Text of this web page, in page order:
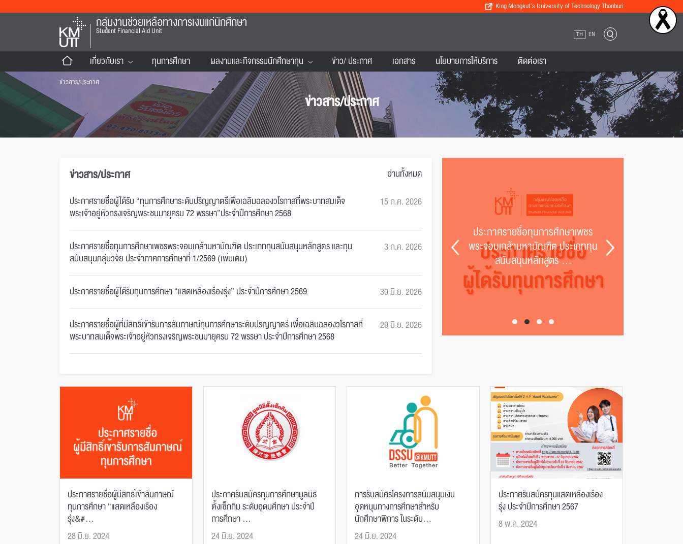
King Mongkut’s University of Technology Thonburi
กลุ่มงานช่วยเหลือทางการเงินแก่นักศึกษา
Student Financial Aid Unit TH EN
เกี่ยวกับเรา ทุนการศึกษา ผลงานและกิจกรรมนักศึกษาทุน ข่าว/ ประกาศ เอกสาร นโยบายการให้บริการ ติดต่อเรา
ข่าวสาร/ประกาศ
ข่าวสาร/ประกาศ
ข่าวสาร/ประกาศ
อ่านทั้งหมด
ประกาศรายชื่อผู้ได้รับ “ทุนการศึกษาระดับปริญญาตรีเพื่อเฉลิมฉลองวโรกาสที่พระบาทสมเด็จ
พระเจ้าอยู่หัวทรงเจริญพระชนมายุครบ 72 พรรษา”ประจำปีการศึกษา 2568
15 ก.ค. 2026
ประกาศรายชื่อทุนการศึกษาเพชรพระจอมเกล้ามหาบัณฑิต ประเภททุนสนับสนุนหลักสูตร และทุน
สนับสนุนกลุ่มวิจัย ประจำภาคการศึกษาที่ 1/2569 (เพิ่มเติม)
3 ก.ค. 2026
ประกาศรายชื่อผู้ได้รับทุนการศึกษา “แสดเหลืองเรืองรุ่ง” ประจำปีการศึกษา 2569 30 มิ.ย. 2026
ประกาศรายชื่อผู้ที่มีสิทธิ์เข้ารับการสัมภาษณ์ทุนการศึกษาระดับปริญญาตรี เพื่อเฉลิมฉลองวโรกาสที่
พระบาทสมเด็จพระเจ้าอยู่หัวทรงเจริญพระชนมายุครบ 72 พรรษา ประจำปีการศึกษา 2568
29 มิ.ย. 2026
ประกาศรายชื่อผู้ที่มีสิทธิ์เข้ารับการ
สัมภาษณ์ทุนการศึกษาระดับ
ปริญญาตรี เพื่...
ประกาศรายชื่อผู้ได้รับ “ทุนการ
ศึกษาระดับปริญญาตรีเพื่อเฉลิม
ประกาศรายชื่อทุนการศึกษาเพชร
พระจอมเกล้ามหาบัณฑิต ประเภททุน
สนับสนุนหลักสูตร ...
ประกาศรายชื่อผู้มีสิทธิ์เข้าสัมภาษณ์
ทุนการศึกษา “แสดเหลืองเรือง
รุ่ง&#...
28 มิ.ย. 2024
ประกาศรับสมัครทุนการศึกษามูลนิธิ
ตั้งเซ็กกิม ระดับอุดมศึกษา ประจำปี
การศึกษา ...
24 มิ.ย. 2024
การรับสมัครโครงการสนับสนุนเงิน
อุดหนุนทางการศึกษาสำหรับ
นักศึกษาพิการ ในระดับ...
24 มิ.ย. 2024
ประกาศรับสมัครทุนแสดเหลืองเรือง
รุ่ง ประจำปีการศึกษา 2567
8 พ.ค. 2024